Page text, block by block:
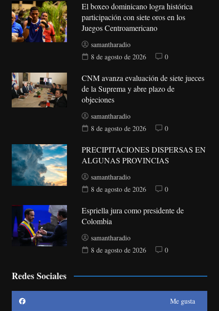
El boxeo dominicano logra histórica
participación con siete oros en los
Juegos Centroamericano
samantharadio
8 de agosto de 2026
0
CNM avanza evaluación de siete jueces
de la Suprema y abre plazo de
objeciones
samantharadio
8 de agosto de 2026
0
PRECIPITACIONES DISPERSAS EN
ALGUNAS PROVINCIAS
samantharadio
8 de agosto de 2026
0
Espriella jura como presidente de
Colombia
samantharadio
8 de agosto de 2026
0
Redes Sociales
Me gusta